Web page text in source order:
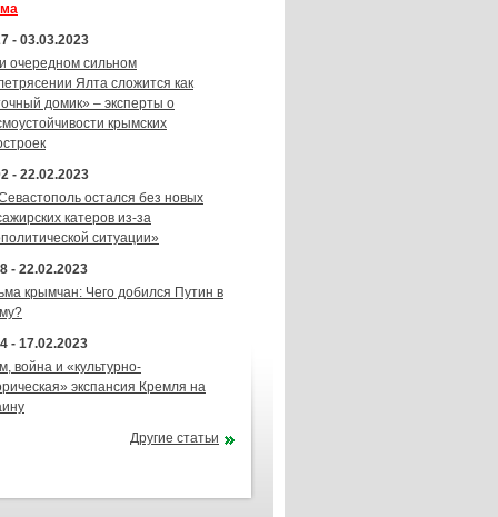
- 03.03.2023
очередном сильном
Ялта сложится как
домик» – эксперты о
крымских
- 22.02.2023
остался без новых
катеров из-за
ситуации»
- 22.02.2023
крымчан: Чего добился Путин в
- 17.02.2023
война и «культурно-
экспансия Кремля на
Другие статьи